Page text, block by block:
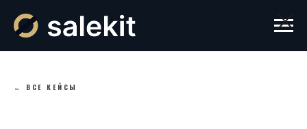
← ВСЕ КЕЙСЫ